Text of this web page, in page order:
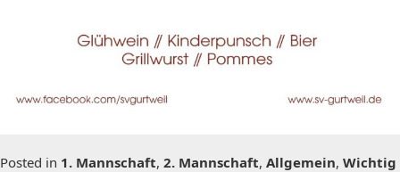
Posted in 1. Mannschaft, 2. Mannschaft, Allgemein, Wichtig